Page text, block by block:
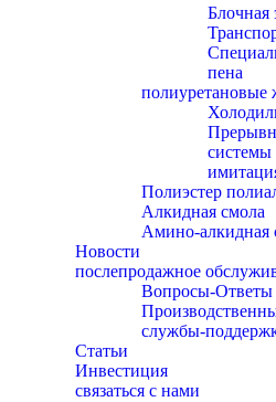
Блочная
пена
полиуретановые
системы
Полиэстер
Алкидная смола
Амино-алкидная
Новости
послепродажное
Вопросы-Ответы
службы-
Статьи
Инвестиция
связаться с нами